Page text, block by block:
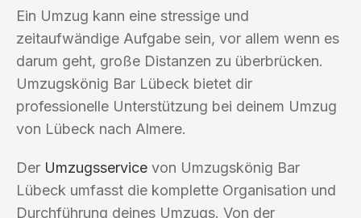
Ein Umzug kann eine stressige und
zeitaufwändige Aufgabe sein, vor allem wenn es
darum geht, große Distanzen zu überbrücken.
Umzugskönig Bar Lübeck bietet dir
professionelle Unterstützung bei deinem Umzug
von Lübeck nach Almere.
Der Umzugsservice von Umzugskönig Bar
Lübeck umfasst die komplette Organisation und
Durchführung deines Umzugs. Von der